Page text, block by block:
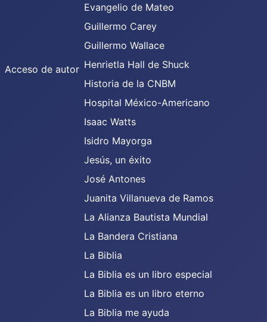
Acceso de autor
Evangelio de Mateo
Guillermo Carey
Guillermo Wallace
Henrietla Hall de Shuck
Historia de la CNBM
Hospital México-Americano
Isaac Watts
Isidro Mayorga
Jesús, un éxito
José Antones
Juanita Villanueva de Ramos
La Alianza Bautista Mundial
La Bandera Cristiana
La Biblia
La Biblia es un libro especial
La Biblia es un libro eterno
La Biblia me ayuda